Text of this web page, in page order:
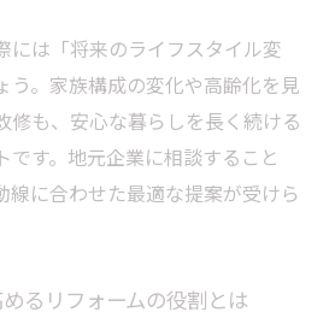
には「将来のライフスタイル変
う。家族構成の変化や高齢化を見
修も、安心な暮らしを長く続ける
です。地元企業に相談すること
線に合わせた最適な提案が受けら
るリフォームの役割とは